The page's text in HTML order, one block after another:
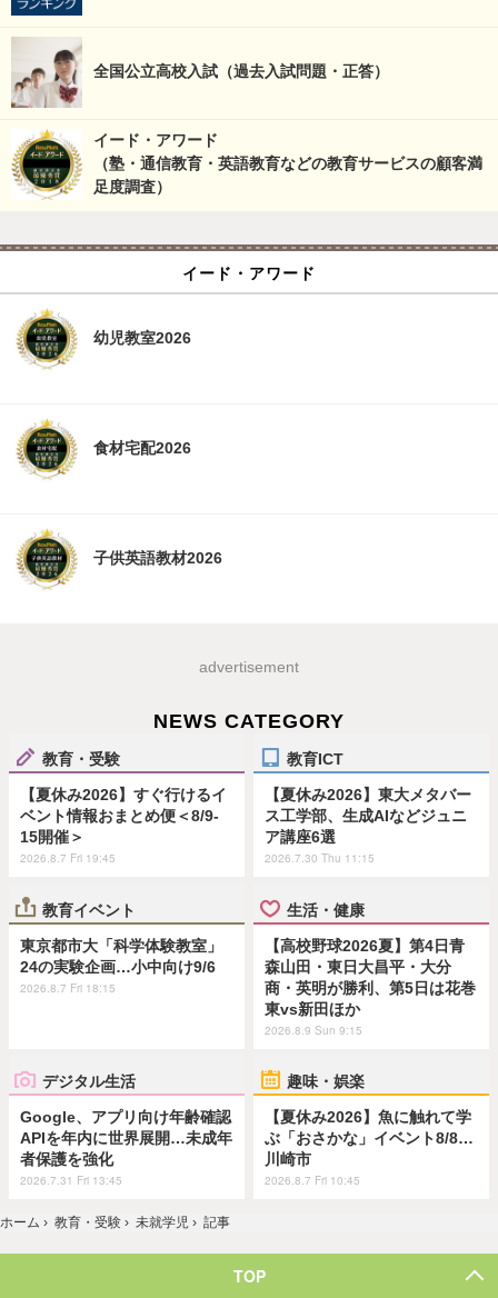
全国公立高校入試（過去入試問題・正答）
イード・アワード
（塾・通信教育・英語教育などの教育サービスの顧客満
足度調査）
イード・アワード
幼児教室2026
食材宅配2026
子供英語教材2026
advertisement
NEWS CATEGORY
教育・受験
【夏休み2026】すぐ行けるイ
ベント情報おまとめ便＜8/9-
15開催＞
2026.8.7 Fri 19:45
教育ICT
【夏休み2026】東大メタバー
ス工学部、生成AIなどジュニ
ア講座6選
2026.7.30 Thu 11:15
教育イベント
東京都市大「科学体験教室」
24の実験企画…小中向け9/6
2026.8.7 Fri 18:15
生活・健康
【高校野球2026夏】第4日青
森山田・東日大昌平・大分
商・英明が勝利、第5日は花巻
東vs新田ほか
2026.8.9 Sun 9:15
デジタル生活
Google、アプリ向け年齢確認
APIを年内に世界展開…未成年
者保護を強化
2026.7.31 Fri 13:45
趣味・娯楽
【夏休み2026】魚に触れて学
ぶ「おさかな」イベント8/8…
川崎市
2026.8.7 Fri 10:45
ホーム › 教育・受験 › 未就学児 › 記事
TOP